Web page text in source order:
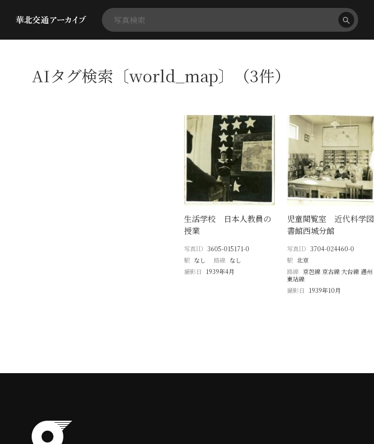
AIタグ検索〔world_map〕（3件）
生活学校 日本人教員の
授業
写真ID 3605-015171-0
駅 なし 路線 なし
撮影日
1939年4月
児童閲覧室 近代科学図
書館西城分館
写真ID 3704-024460-0
駅 北京
路線 京包線 京古線 大台線 通州
東站線
撮影日
1939年10月